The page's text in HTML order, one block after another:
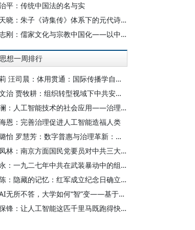
平：传统中国法的名与实
任天晓：朱子《诗集传》体系下的元代诗学知识变革
张志刚：儒家文化与宗教中国化——以中国宗教通史为线索的学理沉思
想一周排行
张莉 汪司晨：体用贯通：国际传播学自主知识体系的建构逻辑与学科交叉进路
黄文治 贾牧耕：组织转型视域下中共安徽省临时委员会的“两建两废”（1927—1931）
薛澜：人工智能技术的社会应用——治理挑战
恩：完善治理促进人工智能造福人类
隋璐怡 罗慧芳：数字普惠与治理革新：中国人工智能赋能全球南方发展
易凤林：南京方面国民党要员对中共三大起义的反应
张永：一九二七年中共在武装暴动中的组织转型
张陈：隐藏的记忆：红军成立纪念日确立前中共对南昌起义的纪念
当AI无所不答，大学如何“智”变——基于全国400余所高校本科生AI使用情况的调查与思考
朱保锋：让人工智能这匹千里马既跑得快又跑得稳